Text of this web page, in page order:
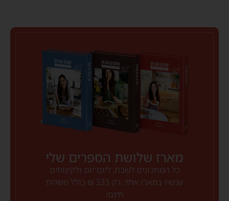
מארז שלושת הספרים שלי
כל המתכונים לשבת, ליום־יום ולקינוחים
עכשיו במארז אחד, רק 333 ₪ כולל משלוח
חינם!